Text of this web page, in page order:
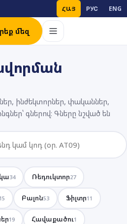
ՀԱՅ РУС ENG
մեզ
ինժեկտորներ, փականներ,
գներով։ Գները նշված են
34 Ռեդուկտոր27
15 Բալոն53 Ֆիլտր11
19 Հավաքածու1